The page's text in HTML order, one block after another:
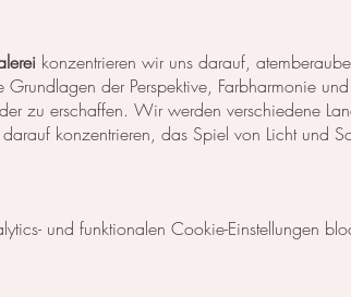
konzentrieren wir uns darauf,
der Perspektive, Farbharmonie
zu erschaffen. Wir werden verschiedene
konzentrieren, das Spiel von Licht und
um die Details der Blüten und Blätter so
und funktionalen Cookie-Einstellungen